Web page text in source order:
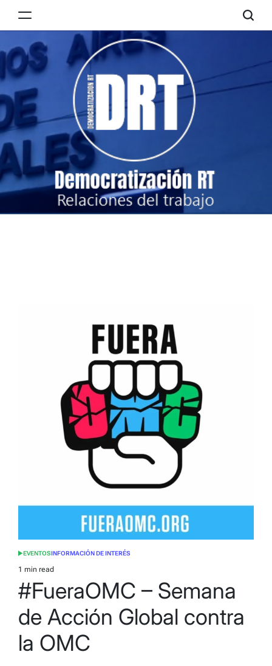
RT
POSTED
IN
EVENTOSINFORMACIÓN DE INTERÉS
Estimated
read
time
1 min read
#FueraOMC – Semana
de Acción Global contra
la OMC